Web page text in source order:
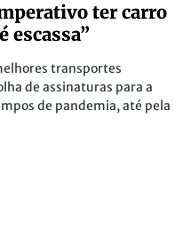
ter carro
escassa”
transportes
de assinaturas para a
de pandemia, até pela